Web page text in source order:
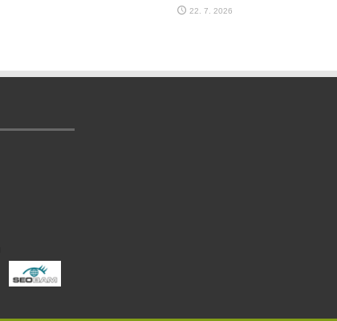
22. 7. 2026